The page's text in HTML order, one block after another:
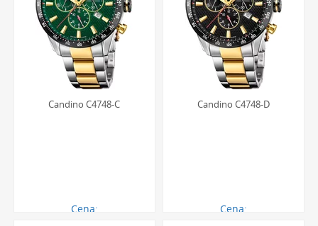
Candino C4748-C
Cena:
Candino C4748-D
Cena: